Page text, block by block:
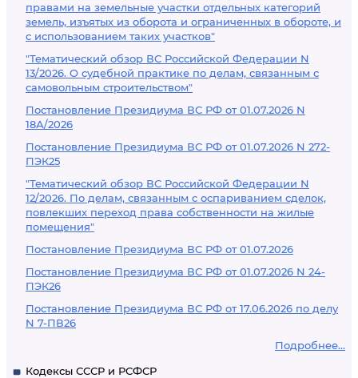
правами на земельные участки отдельных категорий
земель, изъятых из оборота и ограниченных в обороте, и
с использованием таких участков"
"Тематический обзор ВС Российской Федерации N
13/2026. О судебной практике по делам, связанным с
самовольным строительством"
Постановление Президиума ВС РФ от 01.07.2026 N
18А/2026
Постановление Президиума ВС РФ от 01.07.2026 N 272-
ПЭК25
"Тематический обзор ВС Российской Федерации N
12/2026. По делам, связанным с оспариванием сделок,
повлекших переход права собственности на жилые
помещения"
Постановление Президиума ВС РФ от 01.07.2026
Постановление Президиума ВС РФ от 01.07.2026 N 24-
ПЭК26
Постановление Президиума ВС РФ от 17.06.2026 по делу
N 7-ПВ26
Подробнее...
Кодексы СССР и РСФСР